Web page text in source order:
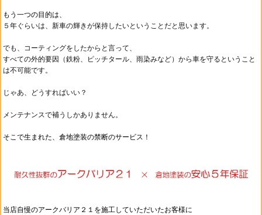
もう一つの目的は、
５年ぐらいは、新車の輝きが保持したいということだと思います。
でも、コーティングをしたからと言って、
すべての外的要因（鉄粉、ピッチタール、雨染みなど）から車を守るということ
は不可能です。
じゃあ、どうすればいい？
メンテナンスで補うしかありません。
そこで生まれた、倉地塗装の禁断のサービス！
当店自慢のアークバリア２１を施工していただいたお客様に